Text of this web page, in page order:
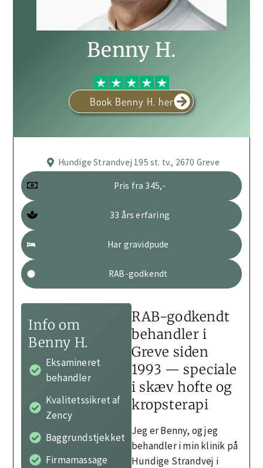
Benny H.
Book Benny H. her
Hundige Strandvej 195 st. tv., 2670 Greve
Pris fra 345,-
33 års erfaring
Har gravidpude
RAB-godkendt
Info om
Benny H.
Eksamineret
behandler
Kvalitetssikret af
Zency
Baggrundstjekket
Firmamassage
RAB-godkendt
behandler i
Greve siden
1993 — speciale
i skæv hofte og
kropsterapi
Jeg er Benny, og jeg
behandler i min klinik på
Hundige Strandvej i